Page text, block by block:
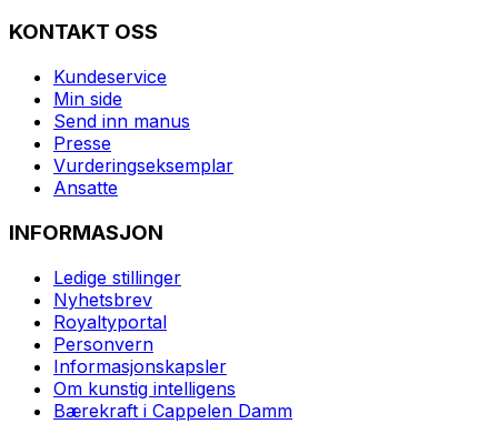
KONTAKT OSS
Kundeservice
Min side
Send inn manus
Presse
Vurderingseksemplar
Ansatte
INFORMASJON
Ledige stillinger
Nyhetsbrev
Royaltyportal
Personvern
Informasjonskapsler
Om kunstig intelligens
Bærekraft i Cappelen Damm